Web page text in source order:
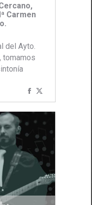
Carmen
del Ayto.
tomamos
Compartir
con
Facebook
con
Twitter